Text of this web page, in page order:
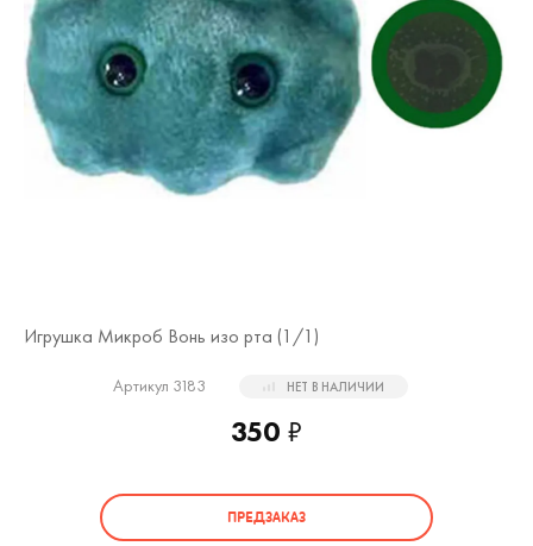
Игрушка Микроб Вонь изо рта (1 /1)
Артикул 3183 НЕТ В НАЛИЧИИ
350₽
ПРЕДЗАКАЗ